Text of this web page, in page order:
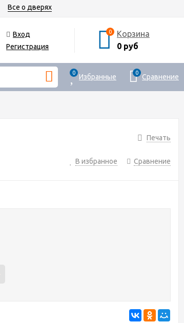
Все о дверях
Вход
Регистрация
0
Корзина
0 руб
0 Избранные 0 Сравнение
Печать
В избранное Сравнение